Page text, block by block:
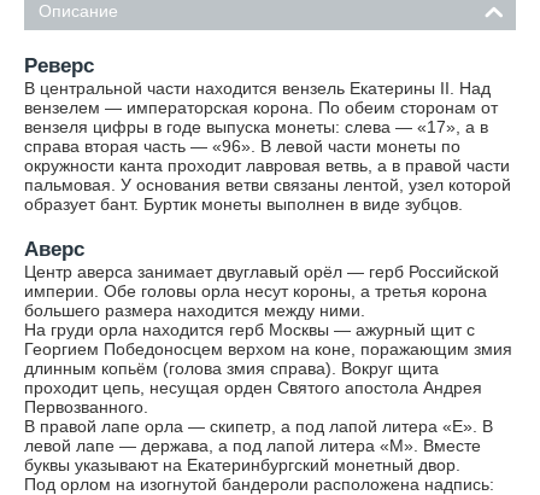
Описание
Реверс
В центральной части находится вензель Екатерины II. Над
вензелем — императорская корона. По обеим сторонам от
вензеля цифры в годе выпуска монеты: слева — «17», а в
справа вторая часть — «96». В левой части монеты по
окружности канта проходит лавровая ветвь, а в правой части
пальмовая. У основания ветви связаны лентой, узел которой
образует бант. Буртик монеты выполнен в виде зубцов.
Аверс
Центр аверса занимает двуглавый орёл — герб Российской
империи. Обе головы орла несут короны, а третья корона
большего размера находится между ними.
На груди орла находится герб Москвы — ажурный щит с
Георгием Победоносцем верхом на коне, поражающим змия
длинным копьём (голова змия справа). Вокруг щита
проходит цепь, несущая орден Святого апостола Андрея
Первозванного.
В правой лапе орла — скипетр, а под лапой литера «Е». В
левой лапе — держава, а под лапой литера «М». Вместе
буквы указывают на Екатеринбургский монетный двор.
Под орлом на изогнутой бандероли расположена надпись: